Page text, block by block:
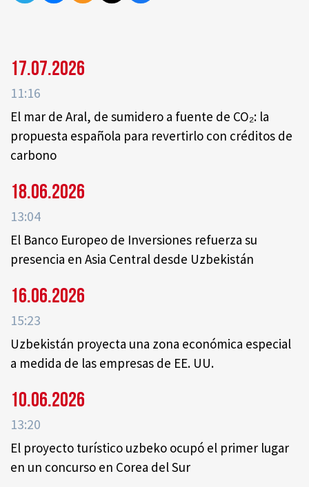
17.07.2026
11:16
El mar de Aral, de sumidero a fuente de CO₂: la
propuesta española para revertirlo con créditos de
carbono
18.06.2026
13:04
El Banco Europeo de Inversiones refuerza su
presencia en Asia Central desde Uzbekistán
16.06.2026
15:23
Uzbekistán proyecta una zona económica especial
a medida de las empresas de EE. UU.
10.06.2026
13:20
El proyecto turístico uzbeko ocupó el primer lugar
en un concurso en Corea del Sur